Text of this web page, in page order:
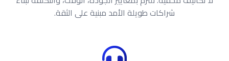
شراكات طويلة الأمد مبنية على الثقة.